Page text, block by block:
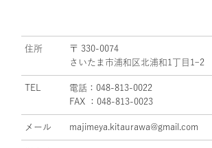
住所
〒 330-0074
さいたま市浦和区北浦和1丁目1ｰ2
TEL
電話：048-813-0022
FAX ：048-813-0023
メール majimeya.kitaurawa@gmail.com